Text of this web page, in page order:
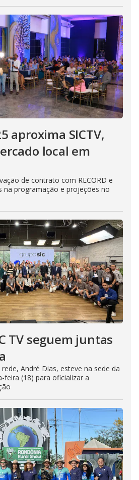
aproxima SICTV,
local em
de contrato com RECORD e
na programação e projeções no
TV seguem juntas
André Dias, esteve na sede da
feira (18) para oficializar a